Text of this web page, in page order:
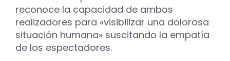
reconoce la capacidad de ambos
realizadores para «visibilizar una dolorosa
situación humana» suscitando la empatía
de los espectadores.